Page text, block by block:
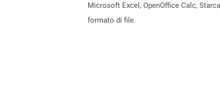
Microsoft Excel, OpenOffice Calc,
formato di file.